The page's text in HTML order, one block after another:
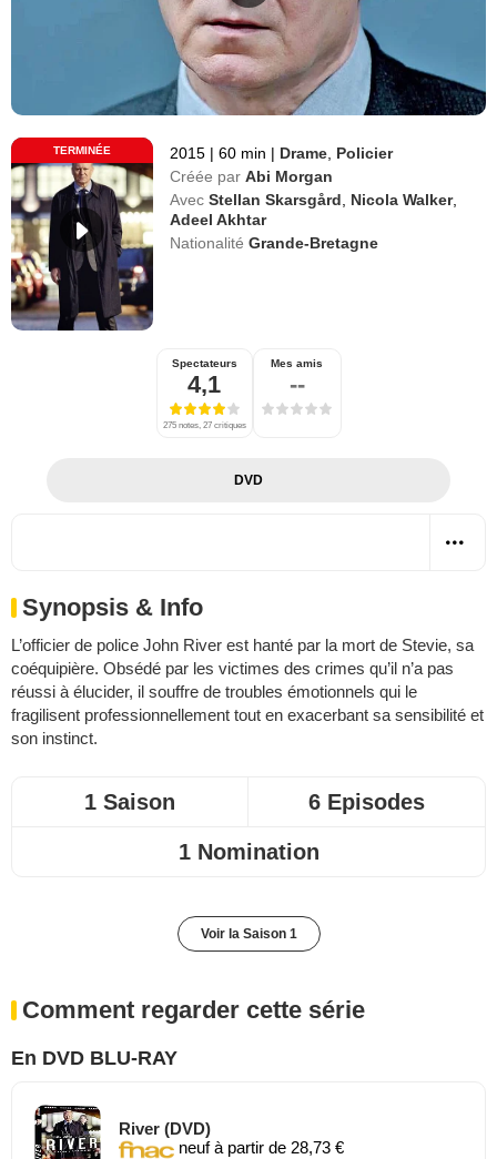
TERMINÉE 2015 | 60 min | Drame Policier
Créée par Abi Morgan
Avec Stellan Skarsgård Nicola Walker,
Adeel Akhtar
Nationalité Grande-Bretagne
Spectateurs
4,1
275 notes, 27 critiques
Mes amis
--
DVD
Synopsis & Info
L’officier de police John River est hanté par la mort de Stevie, sa
coéquipière. Obsédé par les victimes des crimes qu’il n’a pas
réussi à élucider, il souffre de troubles émotionnels qui le
fragilisent professionnellement tout en exacerbant sa sensibilité et
son instinct.
1 Saison 6 Episodes
1 Nomination
Voir la Saison 1
Comment regarder cette série
En DVD BLU-RAY
River (DVD)
neuf à partir de 28,73 €